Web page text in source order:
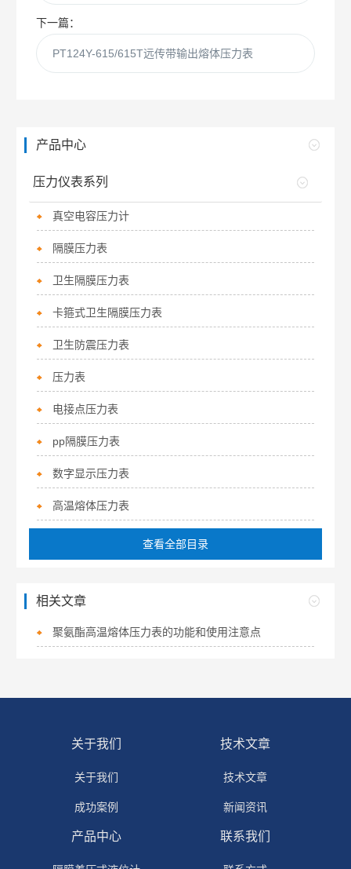
下一篇：
PT124Y-615/615T远传带输出熔体压力表
产品中心
压力仪表系列
真空电容压力计
隔膜压力表
卫生隔膜压力表
卡箍式卫生隔膜压力表
卫生防震压力表
压力表
电接点压力表
pp隔膜压力表
数字显示压力表
高温熔体压力表
查看全部目录
相关文章
聚氨酯高温熔体压力表的功能和使用注意点
关于我们
关于我们
成功案例
技术文章
技术文章
新闻资讯
产品中心 联系我们